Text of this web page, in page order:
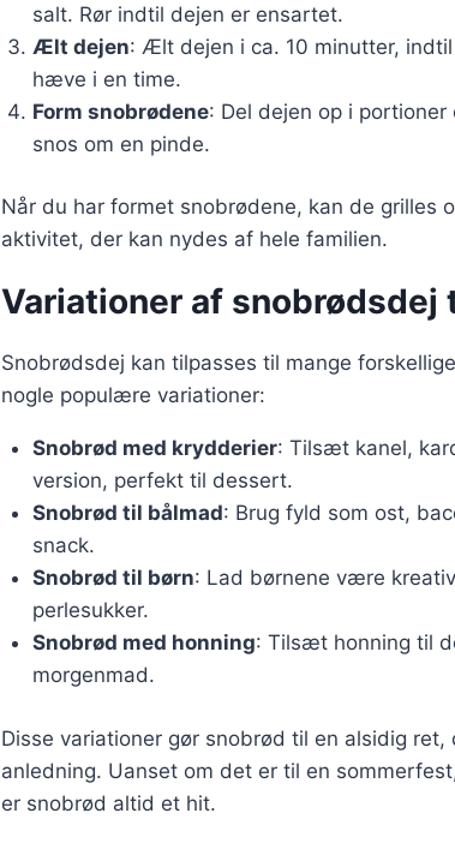
salt. Rør indtil dejen er ensartet.
Ælt dejen: Ælt dejen i ca. 10 minutter,
hæve i en time.
Form snobrødene: Del dejen op i
snos om en pinde.
Når du har formet snobrødene, kan de grilles
aktivitet, der kan nydes af hele familien.
Variationer af
Snobrødsdej kan tilpasses til mange
nogle populære variationer:
Snobrød med krydderier: Tilsæt kanel,
version, perfekt til dessert.
Snobrød til bålmad: Brug fyld som ost,
snack.
Snobrød til børn: Lad børnene være
perlesukker.
Snobrød med honning: Tilsæt honning til
morgenmad.
Disse variationer gør snobrød til en alsidig
anledning. Uanset om det er til en
er snobrød altid et hit.